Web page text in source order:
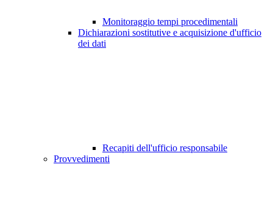
Monitoraggio tempi procedimentali
Dichiarazioni sostitutive e acquisizione d'ufficio
dei dati
Recapiti dell'ufficio responsabile
Provvedimenti